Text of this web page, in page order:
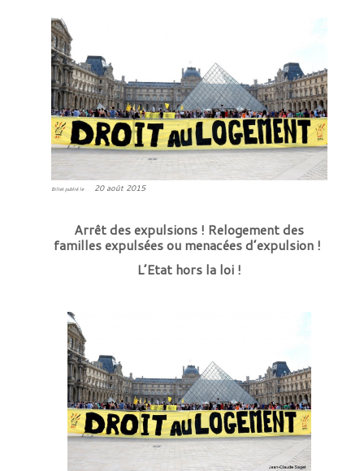
Billet publié le 20 août 2015
Arrêt des expulsions ! Relogement des
familles expulsées ou menacées d’expulsion !
L’Etat hors la loi !